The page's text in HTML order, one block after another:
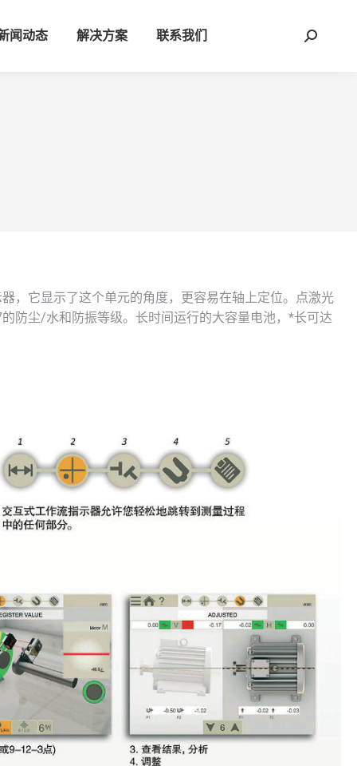
闻动态 解决方案 联系我们 Search:
，它显示了这个单元的角度，更容易在轴上定位。点激光
防尘/水和防振等级。长时间运行的大容量电池，*长可达